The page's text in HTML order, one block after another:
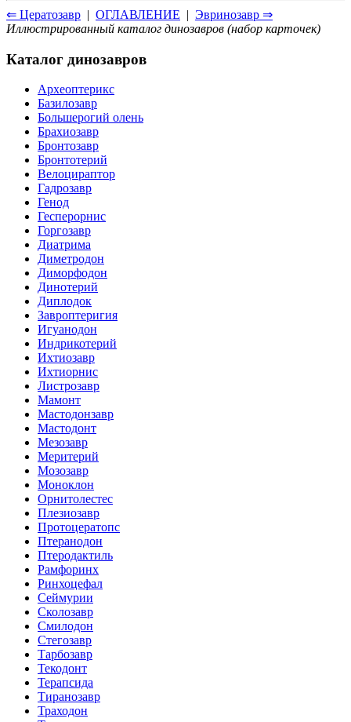
⇐ Цератозавр | ОГЛАВЛЕНИЕ | Эвринозавр ⇒
Иллюстрированный каталог динозавров (набор карточек)
Каталог динозавров
Археоптерикс
Базилозавр
Большерогий олень
Брахиозавр
Бронтозавр
Бронтотерий
Велоцираптор
Гадрозавр
Генод
Гесперорнис
Горгозавр
Диатрима
Диметродон
Диморфодон
Динотерий
Диплодок
Завроптеригия
Игуанодон
Индрикотерий
Ихтиозавр
Ихтиорнис
Листрозавр
Мамонт
Мастодонзавр
Мастодонт
Мезозавр
Меритерий
Мозозавр
Моноклон
Орнитолестес
Плезиозавр
Протоцератопс
Птеранодон
Птеродактиль
Рамфоринх
Ринхоцефал
Сеймурии
Сколозавр
Смилодон
Стегозавр
Тарбозавр
Текодонт
Терапсида
Тиранозавр
Траходон